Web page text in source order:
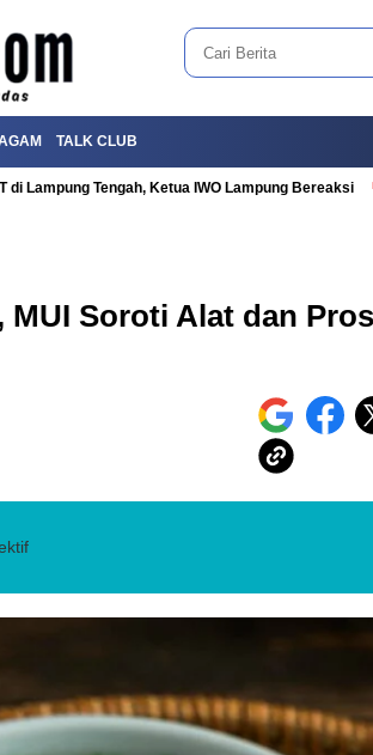
TALK CLUB
Lampung Tengah, Ketua IWO Lampung Bereaksi
MUI Soroti Alat dan